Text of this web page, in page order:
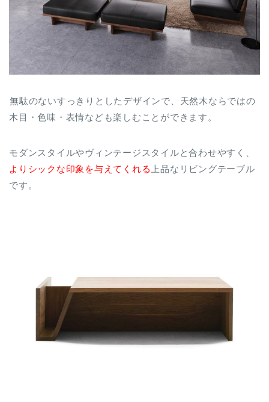
無駄のないすっきりとしたデザインで、天然木ならではの
木目・色味・表情なども楽しむことができます。
モダンスタイルやヴィンテージスタイルと合わせやすく、
よりシックな印象を与えてくれる 上品なリビングテーブル
です。